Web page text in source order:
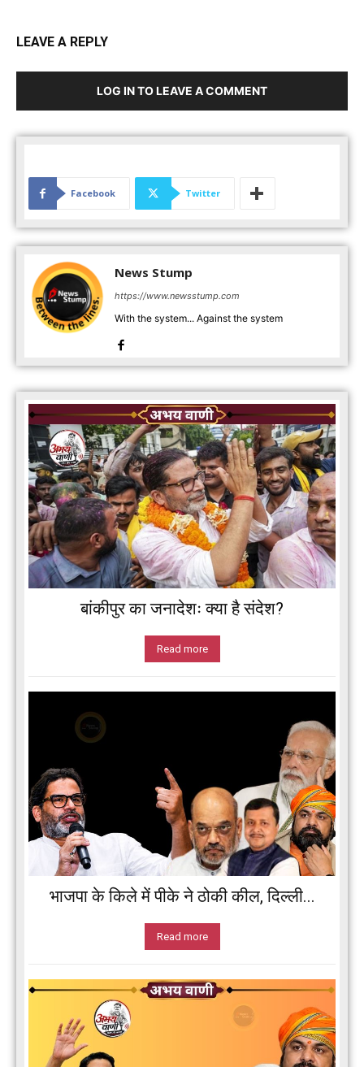
LEAVE A REPLY
LOG IN TO LEAVE A COMMENT
Facebook Twitter
News Stump
https://www.newsstump.com
With the system... Against the system
बांकीपुर का जनादेशः क्या है संदेश?
Read more
भाजपा के किले में पीके ने ठोकी कील, दिल्ली...
Read more